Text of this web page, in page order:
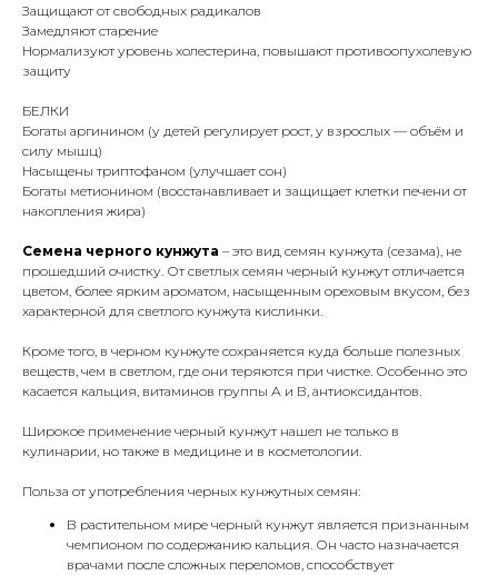
Защищают от свободных радикалов
Замедляют старение
Нормализуют уровень холестерина, повышают противоопухолевую
защиту
БЕЛКИ
Богаты аргинином (у детей регулирует рост, у взрослых — объём и
силу мышц)
Насыщены триптофаном (улучшает сон)
Богаты метионином (восстанавливает и защищает клетки печени от
накопления жира)
Семена черного кунжута – это вид семян кунжута (сезама), не
прошедший очистку. От светлых семян черный кунжут отличается
цветом, более ярким ароматом, насыщенным ореховым вкусом, без
характерной для светлого кунжута кислинки.
Кроме того, в черном кунжуте сохраняется куда больше полезных
веществ, чем в светлом, где они теряются при чистке. Особенно это
касается кальция, витаминов группы А и В, антиоксидантов.
Широкое применение черный кунжут нашел не только в
кулинарии, но также в медицине и в косметологии.
Польза от употребления черных кунжутных семян:
В растительном мире черный кунжут является признанным
чемпионом по содержанию кальция. Он часто назначается
врачами после сложных переломов, способствует